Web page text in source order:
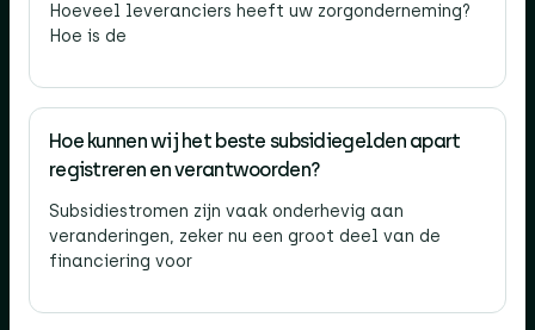
Hoeveel leveranciers heeft uw zorgonderneming?
Hoe is de
Hoe kunnen wij het beste subsidiegelden apart
registreren en verantwoorden?
Subsidiestromen zijn vaak onderhevig aan
veranderingen, zeker nu een groot deel van de
financiering voor